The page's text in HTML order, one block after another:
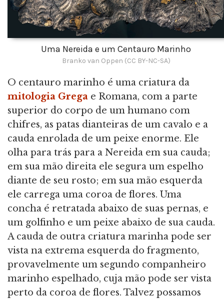
Uma Nereida e um Centauro Marinho
Branko van Oppen (CC BY-NC-SA)
O centauro marinho é uma criatura da
mitologia Grega e Romana, com a parte
superior do corpo de um humano com
chifres, as patas dianteiras de um cavalo e a
cauda enrolada de um peixe enorme. Ele
olha para trás para a Nereida em sua cauda;
em sua mão direita ele segura um espelho
diante de seu rosto; em sua mão esquerda
ele carrega uma coroa de flores. Uma
concha é retratada abaixo de suas pernas, e
um golfinho e um peixe abaixo de sua cauda.
A cauda de outra criatura marinha pode ser
vista na extrema esquerda do fragmento,
provavelmente um segundo companheiro
marinho espelhado, cuja mão pode ser vista
perto da coroa de flores. Talvez possamos